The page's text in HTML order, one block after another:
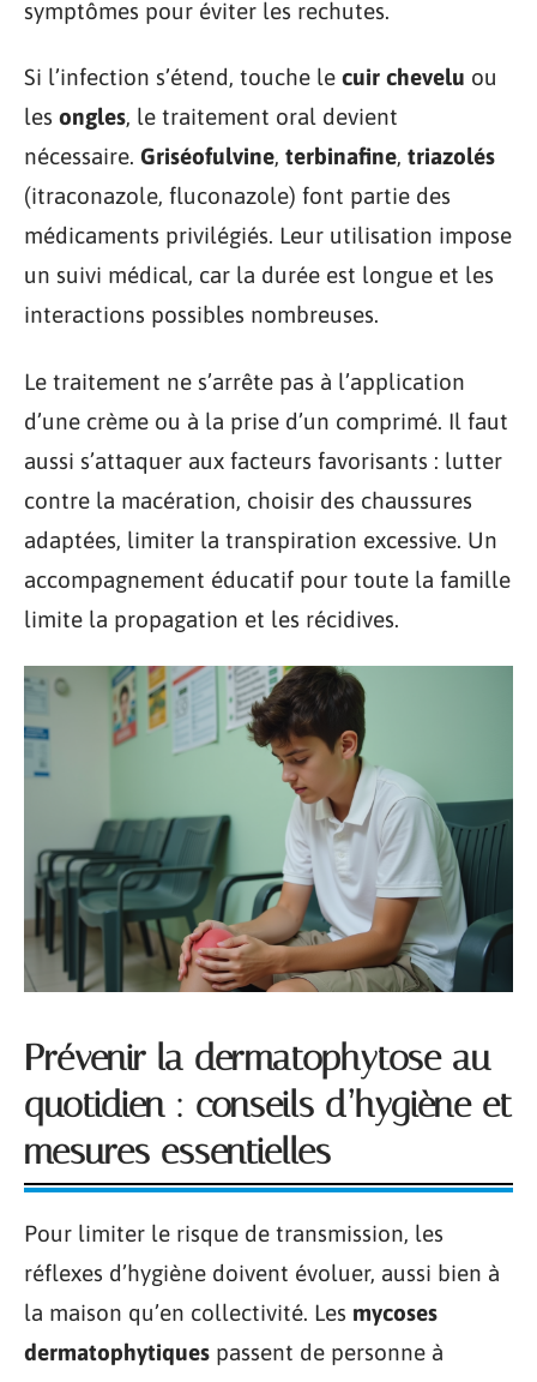
symptômes pour éviter les rechutes.
Si l’infection s’étend, touche le cuir chevelu ou
les ongles, le traitement oral devient
nécessaire. Griséofulvine, terbinafine, triazolés
(itraconazole, fluconazole) font partie des
médicaments privilégiés. Leur utilisation impose
un suivi médical, car la durée est longue et les
interactions possibles nombreuses.
Le traitement ne s’arrête pas à l’application
d’une crème ou à la prise d’un comprimé. Il faut
aussi s’attaquer aux facteurs favorisants : lutter
contre la macération, choisir des chaussures
adaptées, limiter la transpiration excessive. Un
accompagnement éducatif pour toute la famille
limite la propagation et les récidives.
Prévenir la dermatophytose au
quotidien : conseils d’hygiène et
mesures essentielles
Pour limiter le risque de transmission, les
réflexes d’hygiène doivent évoluer, aussi bien à
la maison qu’en collectivité. Les mycoses
dermatophytiques passent de personne à